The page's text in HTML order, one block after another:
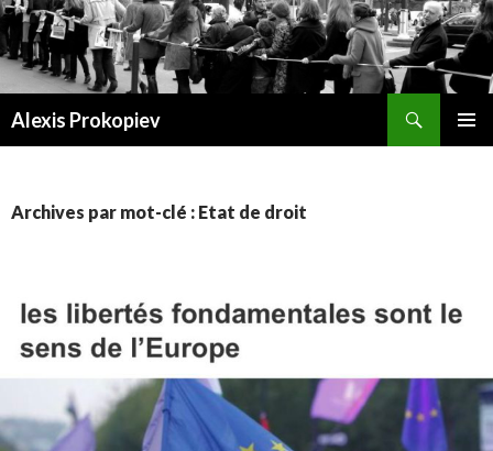
Alexis Prokopiev
Archives par mot-clé : Etat de droit